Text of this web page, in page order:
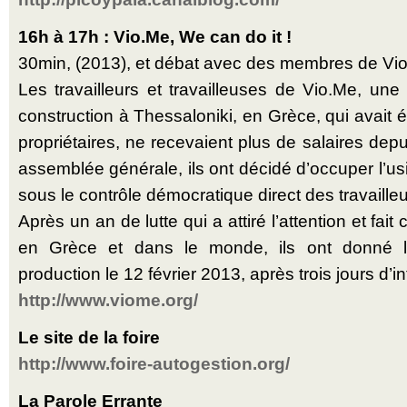
16h à 17h : Vio.Me, We can do it !
30min, (2013), et débat avec des membres de
Les travailleurs et travailleuses de Vio.Me,
construction à Thessaloniki, en Grèce, qui avait
propriétaires, ne recevaient plus de salaires
assemblée générale, ils ont décidé d’occuper
sous le contrôle démocratique direct des
Après un an de lutte qui a attiré l’attention et fait
en Grèce et dans le monde, ils ont donné
production le 12 février 2013, après trois jours
http://www.viome.org/
Le site de la foire
http://www.foire-autogestion.org/
La Parole Errante